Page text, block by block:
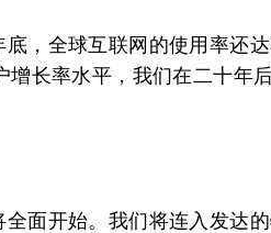
，全球互联网的使用率还达
长率水平，我们在二十年
面开始。我们将连入发达